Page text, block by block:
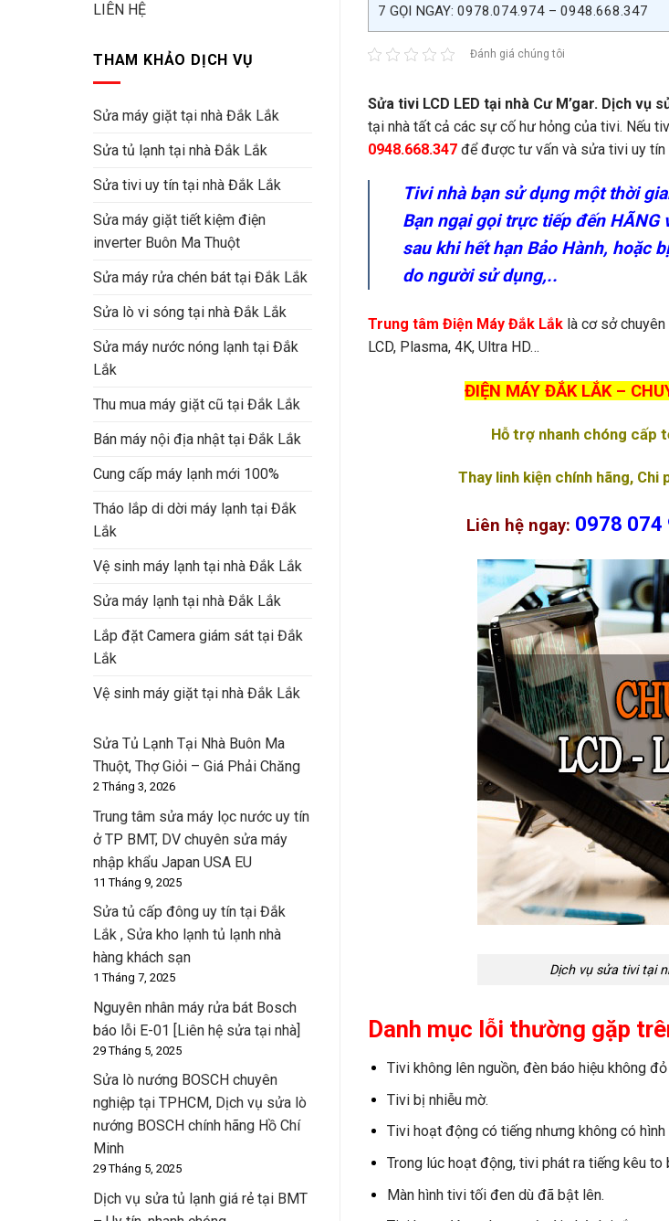
LIÊN HỆ
THAM KHẢO DỊCH VỤ
Sửa máy giặt tại nhà Đắk Lắk
Sửa tủ lạnh tại nhà Đắk Lắk
Sửa tivi uy tín tại nhà Đắk Lắk
Sửa máy giặt tiết kiệm điện
inverter Buôn Ma Thuột
Sửa máy rửa chén bát tại Đắk Lắk
Sửa lò vi sóng tại nhà Đắk Lắk
Sửa máy nước nóng lạnh tại Đắk
Lắk
Thu mua máy giặt cũ tại Đắk Lắk
Bán máy nội địa nhật tại Đắk Lắk
Cung cấp máy lạnh mới 100%
Tháo lắp di dời máy lạnh tại Đắk
Lắk
Vệ sinh máy lạnh tại nhà Đắk Lắk
Sửa máy lạnh tại nhà Đắk Lắk
Lắp đặt Camera giám sát tại Đắk
Lắk
Vệ sinh máy giặt tại nhà Đắk Lắk
Sửa Tủ Lạnh Tại Nhà Buôn Ma
Thuột, Thợ Giỏi – Giá Phải Chăng
2 Tháng 3, 2026
Trung tâm sửa máy lọc nước uy tín
ở TP BMT, DV chuyên sửa máy
nhập khẩu Japan USA EU
11 Tháng 9, 2025
Sửa tủ cấp đông uy tín tại Đắk
Lắk , Sửa kho lạnh tủ lạnh nhà
hàng khách sạn
1 Tháng 7, 2025
Nguyên nhân máy rửa bát Bosch
báo lỗi E-01 [Liên hệ sửa tại nhà]
29 Tháng 5, 2025
Sửa lò nướng BOSCH chuyên
nghiệp tại TPHCM, Dịch vụ sửa lò
nướng BOSCH chính hãng Hồ Chí
Minh
29 Tháng 5, 2025
Dịch vụ sửa tủ lạnh giá rẻ tại BMT
7 GỌI NGAY: 0978.074.974 – 0948.668.347
Đánh giá chúng tôi
Sửa tivi LCD LED tại nhà Cư M’gar. Dịch vụ
tại nhà tất cả các sự cố hư hỏng của tivi. Nếu
0948.668.347 để được tư vấn và sửa tivi uy tín
Tivi nhà bạn sử dụng một thời
Bạn ngại gọi trực tiếp đến
sau khi hết hạn Bảo Hành, hoặc
do người sử dụng,..
Trung tâm Điện Máy Đắk Lắk là cơ sở
LCD, Plasma, 4K, Ultra HD…
ĐIỆN MÁY ĐẮK LẮK –
Hỗ trợ nhanh chóng cấp
Thay linh kiện chính hãng, Chi
Liên hệ ngay: 0978 074
Dịch vụ sửa tivi tại
Danh mục lỗi thường gặp
Tivi không lên nguồn, đèn báo hiệu không
Tivi bị nhiễu mờ.
Tivi hoạt động có tiếng nhưng không có
Trong lúc hoạt động, tivi phát ra tiếng kêu to
Màn hình tivi tối đen dù đã bật lên.